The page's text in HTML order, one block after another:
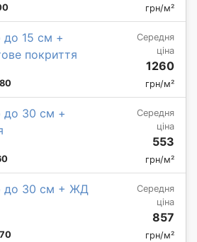
грн/м²
15 см +
покриття
Середня
ціна
1260
грн/м²
до 30 см +
Середня
ціна
553
грн/м²
до 30 см + ЖД
Середня
ціна
857
грн/м²